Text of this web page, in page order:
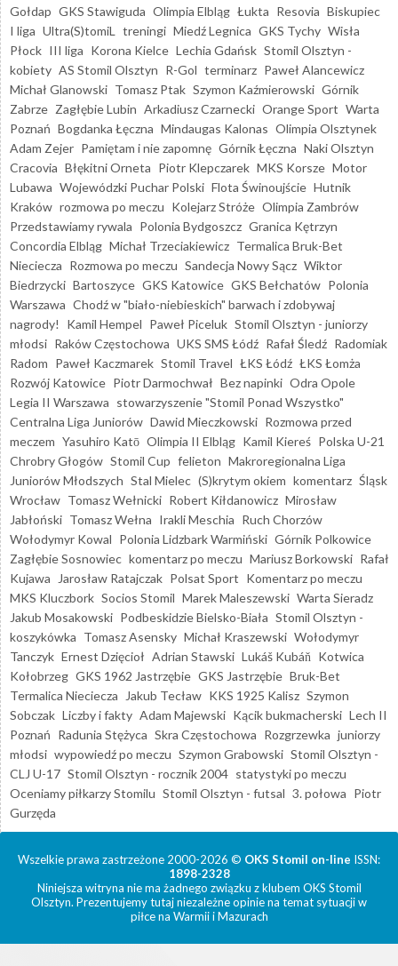
Gołdap GKS Stawiguda Olimpia Elbląg Łukta Resovia Biskupiec
I liga Ultra(S)tomiL treningi Miedź Legnica GKS Tychy Wisła
Płock III liga Korona Kielce Lechia Gdańsk Stomil Olsztyn -
kobiety AS Stomil Olsztyn R-Gol terminarz Paweł Alancewicz
Michał Glanowski Tomasz Ptak Szymon Kaźmierowski Górnik
Zabrze Zagłębie Lubin Arkadiusz Czarnecki Orange Sport Warta
Poznań Bogdanka Łęczna Mindaugas Kalonas Olimpia Olsztynek
Adam Zejer Pamiętam i nie zapomnę Górnik Łęczna Naki Olsztyn
Cracovia Błękitni Orneta Piotr Klepczarek MKS Korsze Motor
Lubawa Wojewódzki Puchar Polski Flota Świnoujście Hutnik
Kraków rozmowa po meczu Kolejarz Stróże Olimpia Zambrów
Przedstawiamy rywala Polonia Bydgoszcz Granica Kętrzyn
Concordia Elbląg Michał Trzeciakiewicz Termalica Bruk-Bet
Nieciecza Rozmowa po meczu Sandecja Nowy Sącz Wiktor
Biedrzycki Bartoszyce GKS Katowice GKS Bełchatów Polonia
Warszawa Chodź w "biało-niebieskich" barwach i zdobywaj
nagrody!
Kamil Hempel Paweł Piceluk Stomil Olsztyn - juniorzy
młodsi Raków Częstochowa UKS SMS Łódź Rafał Śledź Radomiak
Radom Paweł Kaczmarek Stomil Travel ŁKS Łódź ŁKS Łomża
Rozwój Katowice Piotr Darmochwał Bez napinki Odra Opole
Legia II Warszawa stowarzyszenie "Stomil Ponad Wszystko"
Centralna Liga Juniorów Dawid Mieczkowski Rozmowa przed
meczem Yasuhiro Katō Olimpia II Elbląg Kamil Kiereś Polska U-21
Chrobry Głogów Stomil Cup felieton Makroregionalna Liga
Juniorów Młodszych Stal Mielec (S)krytym okiem komentarz Śląsk
Wrocław Tomasz Wełnicki Robert Kiłdanowicz Mirosław
Jabłoński Tomasz Wełna Irakli Meschia Ruch Chorzów
Wołodymyr Kowal Polonia Lidzbark Warmiński Górnik Polkowice
Zagłębie Sosnowiec komentarz po meczu Mariusz Borkowski Rafał
Kujawa
Jarosław Ratajczak Polsat Sport Komentarz po meczu
MKS Kluczbork Socios Stomil Marek Maleszewski Warta Sieradz
Jakub Mosakowski Podbeskidzie Bielsko-Biała Stomil Olsztyn -
koszykówka Tomasz Asensky Michał Kraszewski Wołodymyr
Tanczyk Ernest Dzięcioł Adrian Stawski Lukáš Kubáň Kotwica
Kołobrzeg GKS 1962 Jastrzębie GKS Jastrzębie Bruk-Bet
Termalica Nieciecza
Jakub Tecław KKS 1925 Kalisz Szymon
Sobczak Liczby i fakty Adam Majewski Kącik bukmacherski Lech II
Poznań Radunia Stężyca Skra Częstochowa Rozgrzewka juniorzy
młodsi wypowiedź po meczu Szymon Grabowski Stomil Olsztyn -
CLJ U-17 Stomil Olsztyn - rocznik 2004 statystyki po meczu
Oceniamy piłkarzy Stomilu Stomil Olsztyn - futsal 3. połowa Piotr
Gurzęda
Wszelkie prawa zastrzeżone 2000-2026 © OKS Stomil on-line ISSN:
1898-2328
Niniejsza witryna nie ma żadnego związku z klubem OKS Stomil
Olsztyn. Prezentujemy tutaj niezależne opinie na temat sytuacji w
piłce na Warmii i Mazurach